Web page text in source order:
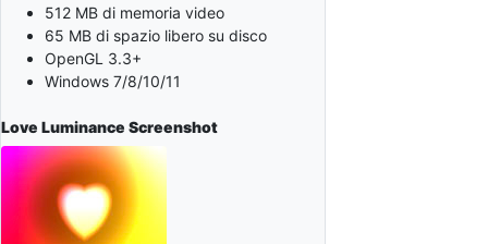
512 MB di memoria video
65 MB di spazio libero su disco
OpenGL 3.3+
Windows 7/8/10/11
Love Luminance Screenshot